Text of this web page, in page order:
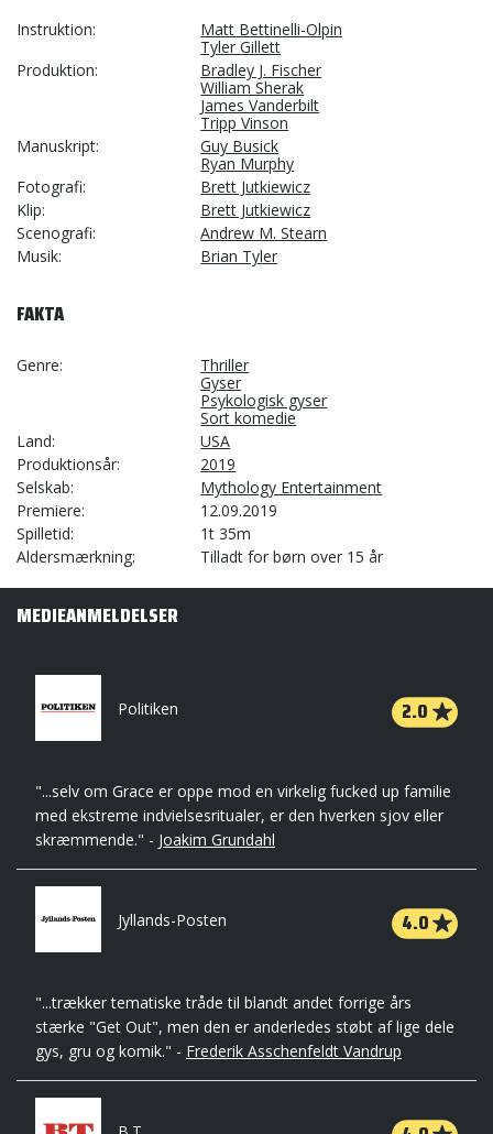
Instruktion
Matt Bettinelli-Olpin
Tyler Gillett
Produktion
Bradley J. Fischer
William Sherak
James Vanderbilt
Tripp Vinson
Manuskript
Guy Busick
Ryan Murphy
Fotografi
Brett Jutkiewicz
Klip
Brett Jutkiewicz
Scenografi
Andrew M. Stearn
Musik
Brian Tyler
FAKTA
Genre
Thriller
Gyser
Psykologisk gyser
Sort komedie
Land
USA
Produktionsår
2019
Selskab
Mythology Entertainment
Premiere
12.09.2019
Spilletid
1t 35m
Aldersmærkning
Tilladt for børn over 15 år
MEDIEANMELDELSER
Politiken 2.0
"...selv om Grace er oppe mod en virkelig fucked up familie
med ekstreme indvielsesritualer, er den hverken sjov eller
skræmmende." - Joakim Grundahl
Jyllands-Posten 4.0
"...trækker tematiske tråde til blandt andet forrige års
stærke "Get Out", men den er anderledes støbt af lige dele
gys, gru og komik." - Frederik Asschenfeldt Vandrup